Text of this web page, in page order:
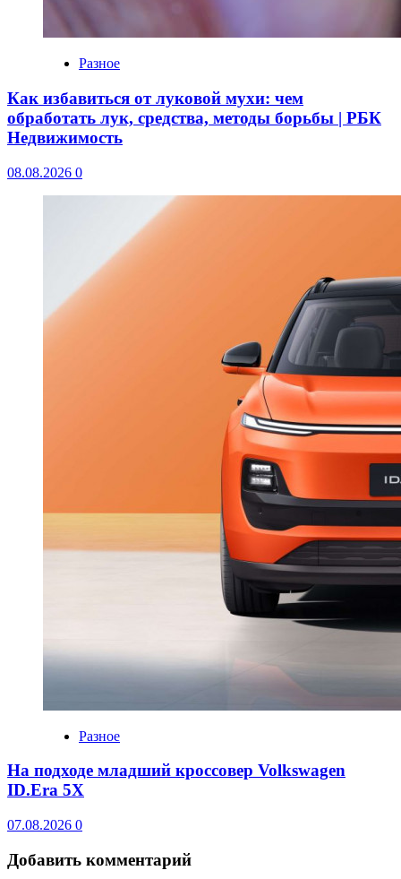
Разное
Как избавиться от луковой мухи: чем
обработать лук, средства, методы борьбы | РБК
Недвижимость
08.08.2026 0
Разное
На подходе младший кроссовер Volkswagen
ID.Era 5X
07.08.2026 0
Добавить комментарий